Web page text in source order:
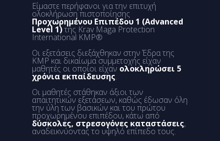
Είμαστε περήφανοι για την επιτυχή
ολοκλήρωση πιστοποίησης
Προχωρημένου Επιπέδου 1 (Advanced
Level 1)της Krav Maga Protection
International KMP®
Οι εξετάσεις διεξάχθηκαν στην Έδρα της
KMP και δικαίωμα συμμετοχής είχαν
μαθητές οι οποίοι είχαν ολοκληρώσει 5
χρόνια εκπαίδευσης.
Οι μαθητές στάθηκαν άξιοι των
απαιτητικών εξετάσεων, καθώς έδωσαν όλη
την ύλη των βασικών και του πρώτου
προχωρημένου επιπέδου, κάτω από
δύσκολες, στρεσογόνες καταστάσεις,
αναδεικνύοντας το υψηλό επίπεδο τους.